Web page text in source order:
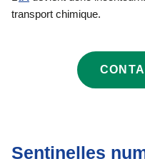
transport chimique.
Sentinelles